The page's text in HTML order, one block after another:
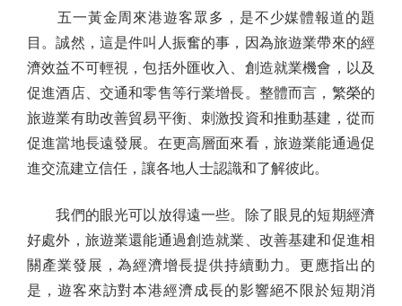
五一黃金周來港遊客眾多，是不少媒體報道的題
目。誠然，這是件叫人振奮的事，因為旅遊業帶來的經
濟效益不可輕視，包括外匯收入、創造就業機會，以及
促進酒店、交通和零售等行業增長。整體而言，繁榮的
旅遊業有助改善貿易平衡、刺激投資和推動基建，從而
促進當地長遠發展。在更高層面來看，旅遊業能通過促
進交流建立信任，讓各地人士認識和了解彼此。
我們的眼光可以放得遠一些。除了眼見的短期經濟
好處外，旅遊業還能通過創造就業、改善基建和促進相
關產業發展，為經濟增長提供持續動力。更應指出的
是，遊客來訪對本港經濟成長的影響絕不限於短期消